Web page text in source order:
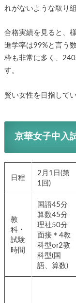
れがないような取り
合格実績を見ると、
進学率は99%と言う
枠も非常に多く、
す。
賢い女性を目指して
京華女子中入
日程
2月1日(第
1回)
教
科・
試験
時間
国語45分
算数45分
理社50分
面接＊4教
科型or2教
科型(国
語、算数)